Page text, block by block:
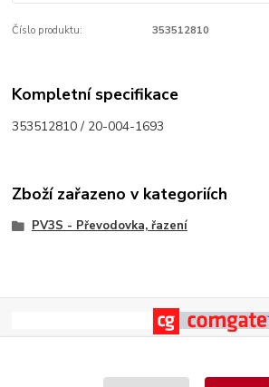
Číslo produktu: 353512810
Kompletní specifikace
353512810 / 20-004-1693
Zboží zařazeno v kategoriích
PV3S - Převodovka, řazení